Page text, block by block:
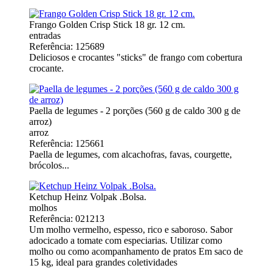
Frango Golden Crisp Stick 18 gr. 12 cm.
entradas
Referência: 125689
Deliciosos e crocantes "sticks" de frango com cobertura
crocante.
Paella de legumes - 2 porções (560 g de caldo 300 g de
arroz)
arroz
Referência: 125661
Paella de legumes, com alcachofras, favas, courgette,
brócolos...
Ketchup Heinz Volpak .Bolsa.
molhos
Referência: 021213
Um molho vermelho, espesso, rico e saboroso. Sabor
adocicado a tomate com especiarias. Utilizar como
molho ou como acompanhamento de pratos Em saco de
15 kg, ideal para grandes coletividades